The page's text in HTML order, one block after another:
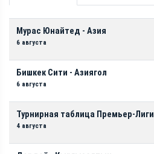
Мурас Юнайтед - Азия
6 августа
Бишкек Сити - Азиягол
6 августа
Турнирная таблица Премьер-Лиги
4 августа